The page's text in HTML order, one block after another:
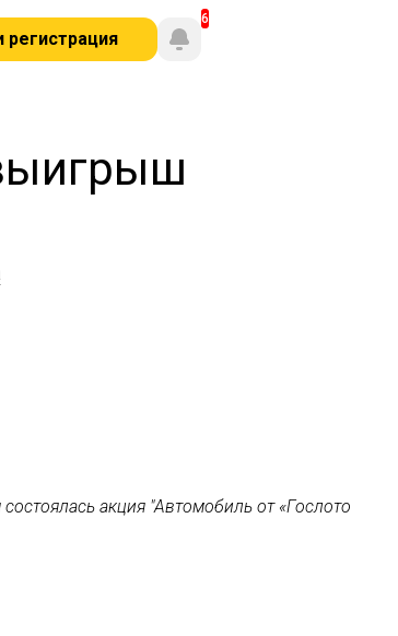
регистрация
акция "Автомобиль от «Гослото